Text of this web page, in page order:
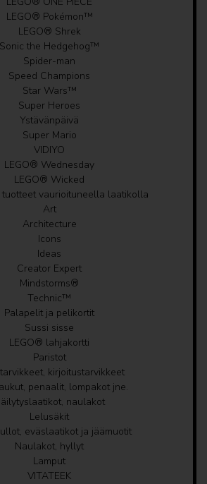
LEGO® Pokémon™
LEGO® Shrek
Sonic the Hedgehog™
Spider-man
Speed Champions
Star Wars™
Super Heroes
Ystävänpäivä
Super Mario
VIDIYO
LEGO® Wednesday
LEGO® Wicked
vaurioituneella laatikolla
Art
Architecture
Icons
Ideas
Creator Expert
Mindstorms®
Technic™
Palapelit ja pelikortit
Sussi sisse
LEGO® lahjakortti
Paristot
kirjoitustarvikkeet
penaalit, lompakot jne.
naulakot
Lelusäkit
eväslaatikot ja jäämuotit
Naulakot, hyllyt
Lamput
VITATEEK